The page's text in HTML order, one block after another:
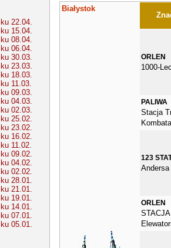
22.04.
15.04.
08.04.
06.04.
30.03.
23.03.
18.03.
11.03.
09.03.
04.03.
02.03.
25.02.
23.02.
16.02.
11.02.
09.02.
04.02.
02.02.
28.01.
21.01.
19.01.
14.01.
07.01.
05.01.
Białystok
ORLEN
1000-
PALIWA
Stacja
123
Andersa
ORLEN